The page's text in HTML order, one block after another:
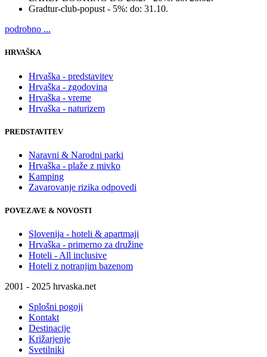
Gradtur-club-popust - 5%: do: 31.10.
podrobno ...
HRVAŠKA
Hrvaška - predstavitev
Hrvaška - zgodovina
Hrvaška - vreme
Hrvaška - naturizem
PREDSTAVITEV
Naravni & Narodni parki
Hrvaška - plaže z mivko
Kamping
Zavarovanje rizika odpovedi
POVEZAVE & NOVOSTI
Slovenija - hoteli & apartmaji
Hrvaška - primerno za družine
Hoteli - All inclusive
Hoteli z notranjim bazenom
2001 - 2025 hrvaska.net
Splošni pogoji
Kontakt
Destinacije
Križarjenje
Svetilniki